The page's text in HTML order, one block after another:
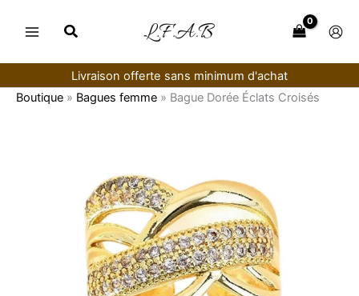
Livraison offerte sans minimum d'achat
Boutique » Bagues femme » Bague Dorée Éclats Croisés